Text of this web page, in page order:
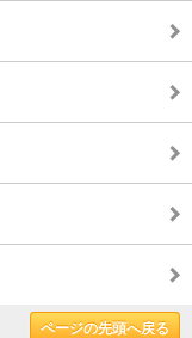
ページの先頭へ戻る